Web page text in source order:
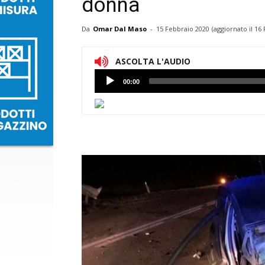
donna
Da Omar Dal Maso - 15 Febbraio 2020 (aggiornato il 16
ASCOLTA L'AUDIO
Lettore
Audio
00:00